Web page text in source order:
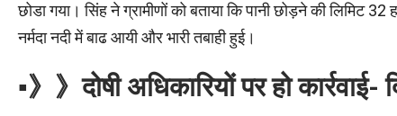
छोडा गया। सिंह ने ग्रामीणों को बताया कि पानी छोड़ने की
नर्मदा नदी में बाढ आयी और भारी तबाही हुई।
▪︎》》दोषी अधिकारियों पर हो कार्रवाई-